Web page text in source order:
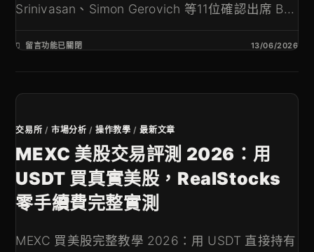
Srinivasan、Simon Gerovich 等11位確認出席 B...
留言功能已關閉 13/06/2026
交易所 /市場分析 /操作教學 /最新文章
MEXC 美股交易評測 2026：用
USDT 買真實美股，RealStocks
零手續費完整實測
MEXC 買美股完整教學 2026：用 USDT 直接持有